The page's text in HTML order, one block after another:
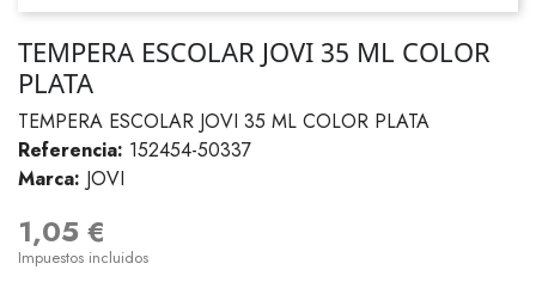
TEMPERA ESCOLAR JOVI 35 ML COLOR
PLATA
TEMPERA ESCOLAR JOVI 35 ML COLOR PLATA
Referencia: 152454-50337
Marca: JOVI
1,05 €
Impuestos incluidos